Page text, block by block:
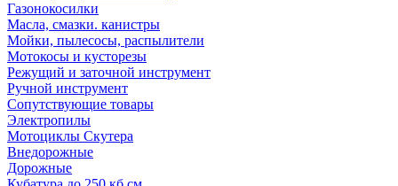
Газонокосилки
Масла, смазки. канистры
Мойки, пылесосы, распылители
Мотокосы и кусторезы
Режущий и заточной инструмент
Ручной инструмент
Сопутствующие товары
Электропилы
Мотоциклы Скутера
Внедорожные
Дорожные